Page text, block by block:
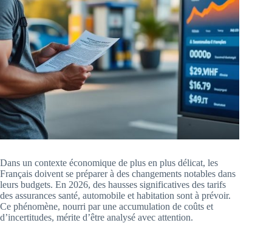
Dans un contexte économique de plus en plus délicat, les
Français doivent se préparer à des changements notables dans
leurs budgets. En 2026, des hausses significatives des tarifs
des assurances santé, automobile et habitation sont à prévoir.
Ce phénomène, nourri par une accumulation de coûts et
d’incertitudes, mérite d’être analysé avec attention.